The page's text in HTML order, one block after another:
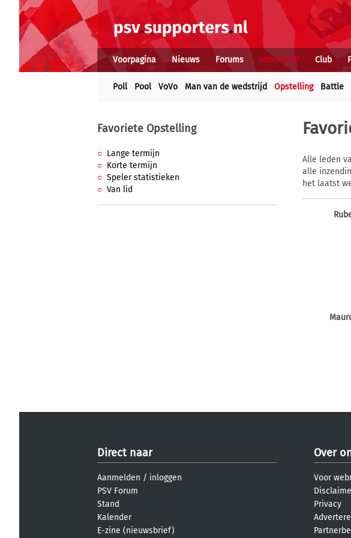
Voorpagina Nieuws Forums Interactief Club
Poll Pool VoVo Man van de wedstrijd Opstelling Battle
Favoriete Opstelling
Lange termijn
Korte termijn
Speler statistieken
Van lid
Alle leden
alle
het laatst
Direct naar
Aanmelden / inloggen
PSV Forum
Stand
Kalender
E-zine (nieuwsbrief)
Over
Voor
Privacy